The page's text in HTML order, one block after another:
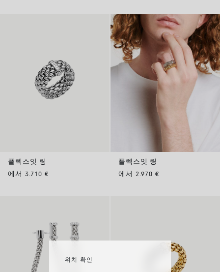
위치 확인
플렉스잇 링
에서 3.710 €
플렉스잇 링
에서 2.970 €